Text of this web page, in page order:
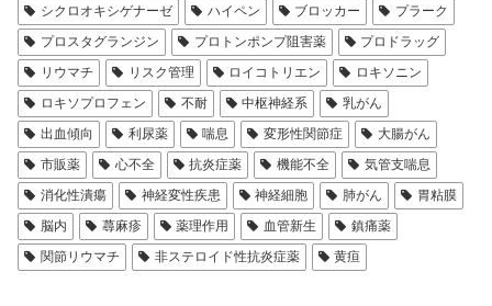
シクロオキシゲナーゼ
ハイペン ブロッカー
プラーク
プロスタグランジン
プロトンポンプ阻害薬
プロドラッグ
リウマチ
リスク管理 ロイコトリエン
ロキソニン
ロキソプロフェン
不耐 中枢神経系
乳がん
出血傾向
利尿薬 喘息 変形性関節症
大腸がん
市販薬
心不全 抗炎症薬 機能不全
気管支喘息
消化性潰瘍
神経変性疾患 神経細胞 肺がん
胃粘膜
脳内
蕁麻疹 薬理作用 血管新生
鎮痛薬
関節リウマチ
非ステロイド性抗炎症薬 黄疸